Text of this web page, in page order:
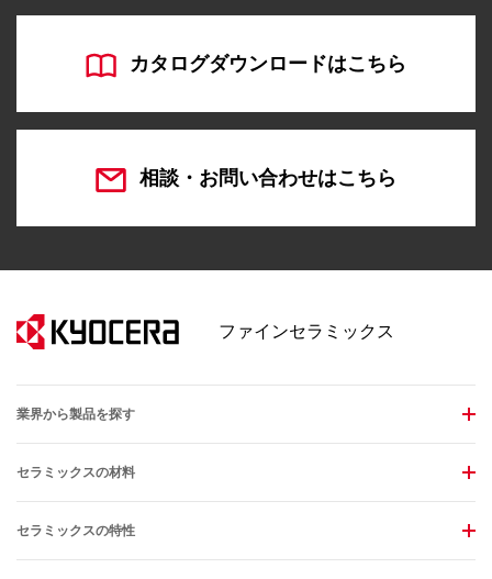
カタログダウンロードはこちら
相談・お問い合わせはこちら
ファインセラミックス
業界から製品を探す
セラミックスの材料
セラミックスの特性